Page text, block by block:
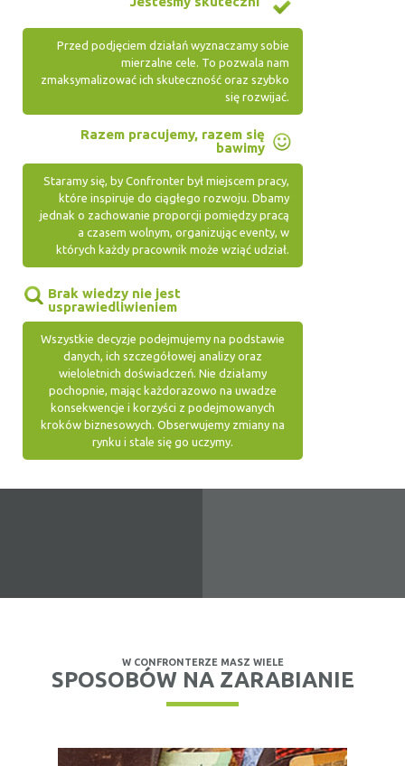
Razem pracujemy, razem się
bawimy
Staramy się, by Confronter był miejscem pracy,
które inspiruje do ciągłego rozwoju. Dbamy
jednak o zachowanie proporcji pomiędzy pracą
a czasem wolnym, organizując eventy, w
których każdy pracownik może wziąć udział.
Przed podjęciem działań wyznaczamy sobie
mierzalne cele. To pozwala nam
zmaksymalizować ich skuteczność oraz szybko
się rozwijać.
Brak wiedzy nie jest
usprawiedliwieniem
Wszystkie decyzje podejmujemy na podstawie
danych, ich szczegółowej analizy oraz
wieloletnich doświadczeń. Nie działamy
pochopnie, mając każdorazowo na uwadze
konsekwencje i korzyści z podejmowanych
kroków biznesowych. Obserwujemy zmiany na
rynku i stale się go uczymy.
W CONFRONTERZE MASZ WIELE
SPOSOBÓW NA ZARABIANIE